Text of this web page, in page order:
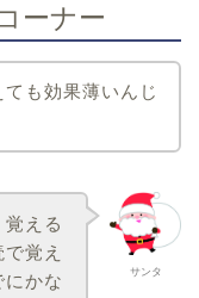
ーナー
も効果薄いんじ
サンタ
える
覚え
にかな